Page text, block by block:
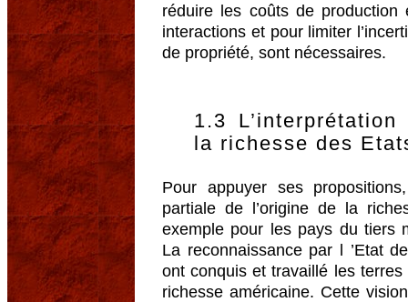
réduire les coûts de
interactions et pour limiter
de propriété, sont nécessaires.
1.3
la richesse des
Pour appuyer ses
partiale de l’origine de la
exemple pour les pays du tiers
La reconnaissance par l ’Etat
ont conquis et travaillé les
richesse américaine. Cette